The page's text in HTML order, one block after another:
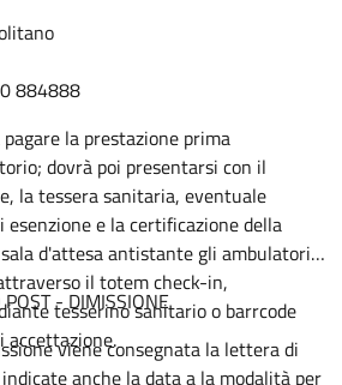
884888
la prestazione prima
dovrà poi presentarsi con il
la tessera sanitaria, eventuale
e la certificazione della
d'attesa antistante gli ambulatori.
il totem check-in,
tesserino sanitario o barrcode
accettazione.
- DIMISSIONE
viene consegnata la lettera di
anche la data a la modalità per